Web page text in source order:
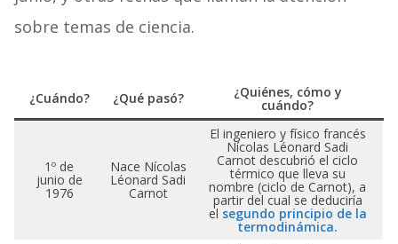
sobre temas de ciencia.
¿Cuándo? ¿Qué pasó? ¿Quiénes, cómo y
cuándo?
1º de
junio de
1976
Nace Nícolas
Léonard Sadi
Carnot
El ingeniero y físico francés
Nícolas Léonard Sadi
Carnot descubrió el ciclo
térmico que lleva su
nombre (ciclo de Carnot), a
partir del cual se deduciría
el segundo principio de la
termodinámica.